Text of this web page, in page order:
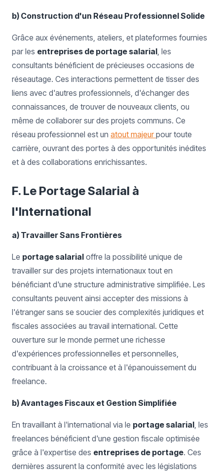
b) Construction d'un Réseau Professionnel Solide
Grâce aux événements, ateliers, et plateformes fournies
par les entreprises de portage salarial, les
consultants bénéficient de précieuses occasions de
réseautage. Ces interactions permettent de tisser des
liens avec d'autres professionnels, d'échanger des
connaissances, de trouver de nouveaux clients, ou
même de collaborer sur des projets communs. Ce
réseau professionnel est un atout majeurpour toute
carrière, ouvrant des portes à des opportunités inédites
et à des collaborations enrichissantes.
F. Le Portage Salarial à
l'International
a) Travailler Sans Frontières
Le portage salarial offre la possibilité unique de
travailler sur des projets internationaux tout en
bénéficiant d'une structure administrative simplifiée. Les
consultants peuvent ainsi accepter des missions à
l'étranger sans se soucier des complexités juridiques et
fiscales associées au travail international. Cette
ouverture sur le monde permet une richesse
d'expériences professionnelles et personnelles,
contribuant à la croissance et à l'épanouissement du
freelance.
b) Avantages Fiscaux et Gestion Simplifiée
En travaillant à l'international via le portage salarial, les
freelances bénéficient d'une gestion fiscale optimisée
grâce à l'expertise des entreprises de portage. Ces
dernières assurent la conformité avec les législations